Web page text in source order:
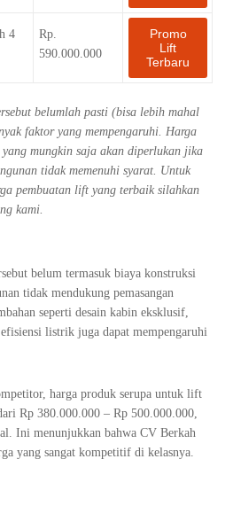
4
Rp.
590.000.000
Promo
Lift
Terbaru
belumlah pasti (bisa lebih mahal
faktor yang mempengaruhi. Harga
mungkin saja akan diperlukan jika
tidak memenuhi syarat. Untuk
pembuatan lift yang terbaik silahkan
kami.
belum termasuk biaya konstruksi
tidak mendukung pemasangan
seperti desain kabin eksklusif,
listrik juga dapat mempengaruhi
harga produk serupa untuk lift
Rp 380.000.000 – Rp 500.000.000,
Ini menunjukkan bahwa CV Berkah
yang sangat kompetitif di kelasnya.